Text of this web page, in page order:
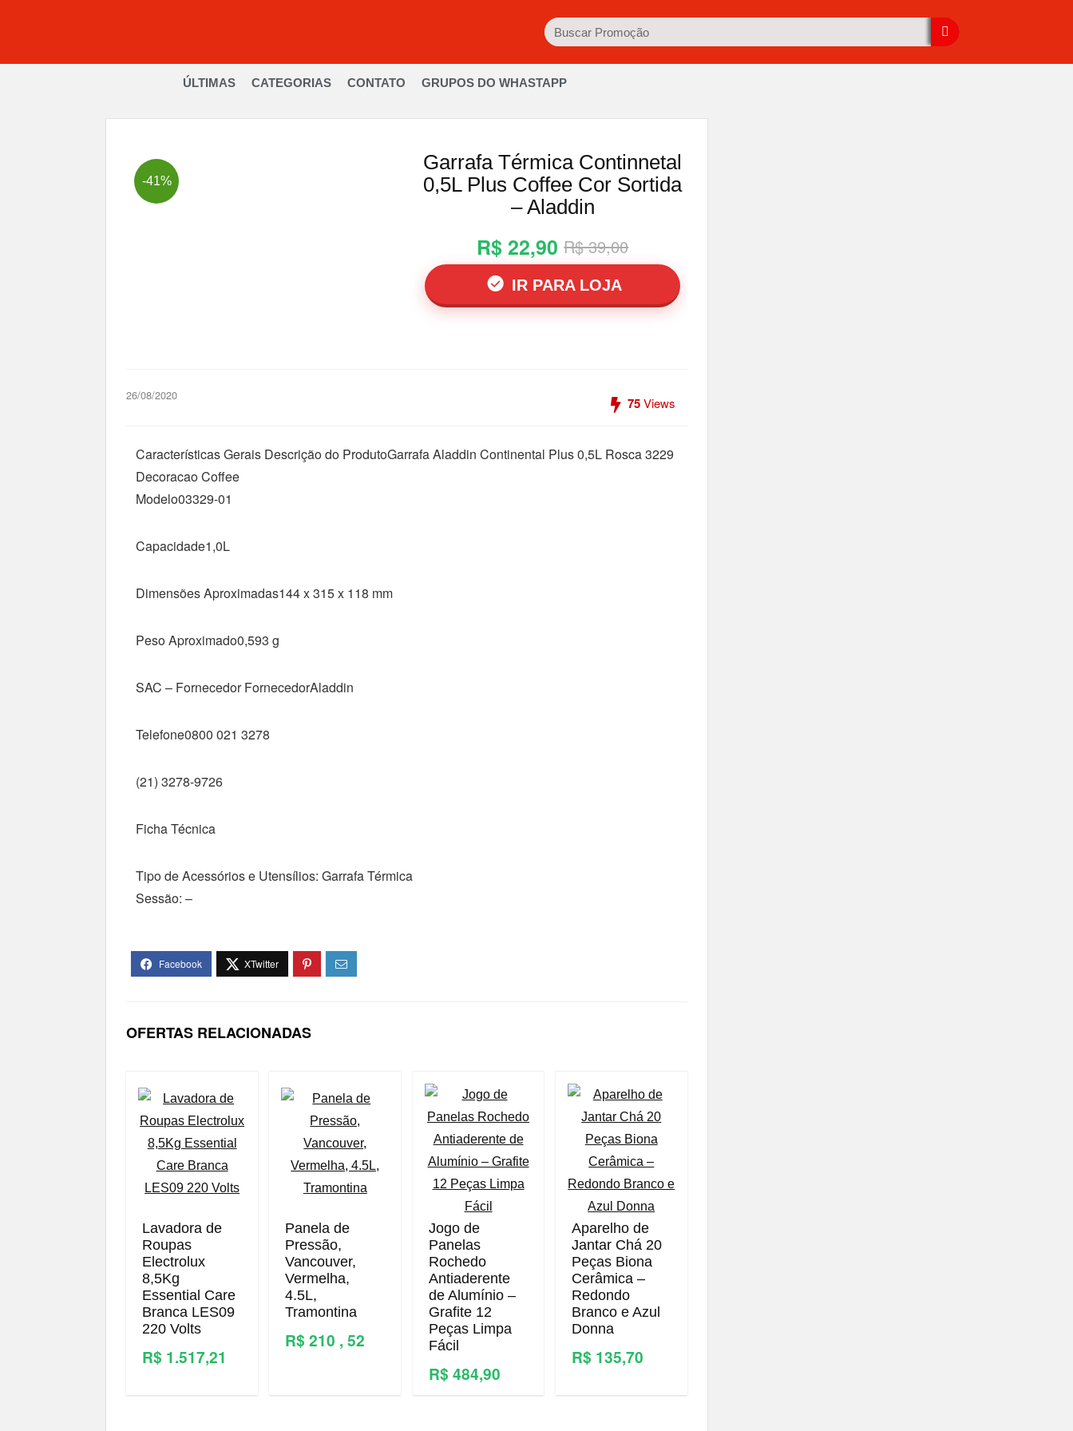
ÚLTIMAS CATEGORIAS CONTATO GRUPOS DO WHASTAPP
-41%
Garrafa Térmica Continnetal
0,5L Plus Coffee Cor Sortida
– Aladdin
R$ 22,90 R$ 39,00
IR PARA LOJA
26/08/2020 75Views
Características Gerais Descrição do ProdutoGarrafa Aladdin Continental Plus 0,5L Rosca 3229
Decoracao Coffee
Modelo03329-01
Capacidade1,0L
Dimensões Aproximadas144 x 315 x 118 mm
Peso Aproximado0,593 g
SAC – Fornecedor FornecedorAladdin
Telefone0800 021 3278
(21) 3278-9726
Ficha Técnica
Tipo de Acessórios e Utensílios: Garrafa Térmica
Sessão: –
OFERTAS RELACIONADAS
Lavadora de
Roupas
Electrolux
8,5Kg
Essential Care
Branca LES09
220 Volts
R$ 1.517,21
Panela de
Pressão,
Vancouver,
Vermelha,
4.5L,
Tramontina
R$ 210 , 52
Jogo de
Panelas
Rochedo
Antiaderente
de Alumínio –
Grafite 12
Peças Limpa
Fácil
R$ 484,90
Aparelho de
Jantar Chá 20
Peças Biona
Cerâmica –
Redondo
Branco e Azul
Donna
R$ 135,70